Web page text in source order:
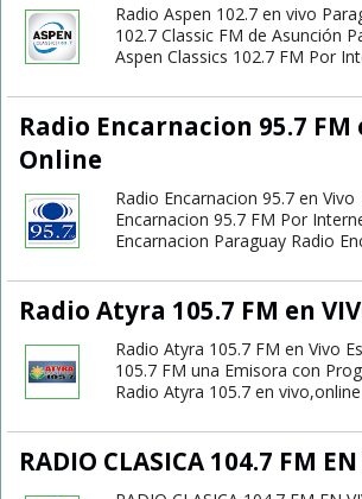
Radio Aspen 102.7 en vivo
102.7 Classic FM de Asunción
Aspen Classics 102.7 FM Por
Radio Encarnacion 95.7 FM
Online
Radio Encarnacion 95.7 en
Encarnacion 95.7 FM Por
Encarnacion Paraguay Radio
Radio Atyra 105.7 FM en
Radio Atyra 105.7 FM en Vivo
105.7 FM una Emisora con
Radio Atyra 105.7​ en vivo,online
RADIO CLASICA 104.7 FM